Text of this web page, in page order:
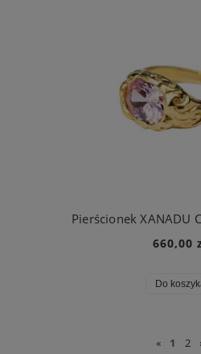
Pierścionek XANADU
660,00
Do
« 1 2